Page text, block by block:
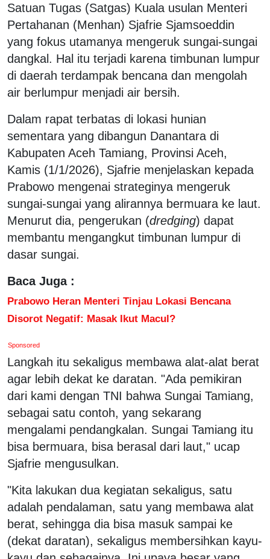
Satuan Tugas (Satgas) Kuala usulan Menteri
Pertahanan (Menhan) Sjafrie Sjamsoeddin
yang fokus utamanya mengeruk sungai-sungai
dangkal. Hal itu terjadi karena timbunan lumpur
di daerah terdampak bencana dan mengolah
air berlumpur menjadi air bersih.
Dalam rapat terbatas di lokasi hunian
sementara yang dibangun Danantara di
Kabupaten Aceh Tamiang, Provinsi Aceh,
Kamis (1/1/2026), Sjafrie menjelaskan kepada
Prabowo mengenai strateginya mengeruk
sungai-sungai yang alirannya bermuara ke laut.
Menurut dia, pengerukan (dredging) dapat
membantu mengangkut timbunan lumpur di
dasar sungai.
Baca Juga :
Prabowo Heran Menteri Tinjau Lokasi Bencana
Disorot Negatif: Masak Ikut Macul?
Sponsored
Langkah itu sekaligus membawa alat-alat berat
agar lebih dekat ke daratan. "Ada pemikiran
dari kami dengan TNI bahwa Sungai Tamiang,
sebagai satu contoh, yang sekarang
mengalami pendangkalan. Sungai Tamiang itu
bisa bermuara, bisa berasal dari laut," ucap
Sjafrie mengusulkan.
"Kita lakukan dua kegiatan sekaligus, satu
adalah pendalaman, satu yang membawa alat
berat, sehingga dia bisa masuk sampai ke
(dekat daratan), sekaligus membersihkan kayu-